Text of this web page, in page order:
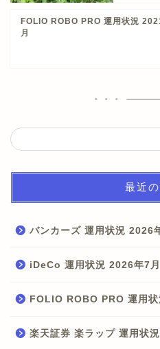
FOLIO ROBO PRO 運用状況
月
最近
バンカーズ 運用状況 2026
iDeCo 運用状況 2026年7月
FOLIO ROBO PRO 運用状
楽天証券 楽ラップ 運用状